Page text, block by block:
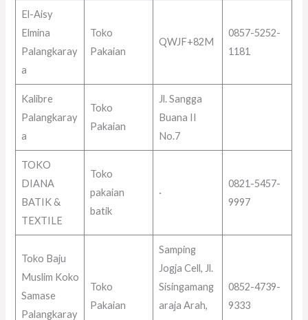
El-Aisy
Elmina
Palangkaray
a
Toko
Pakaian
QWJF+82M
0857-5252-
1181
Kalibre
Palangkaray
a
Toko
Pakaian
Jl. Sangga
Buana II
No.7
TOKO
DIANA
BATIK &
TEXTILE
Toko
pakaian
batik
·
0821-5457-
9997
Toko Baju
Muslim Koko
Samase
Palangkaray
Toko
Pakaian
Samping
Jogja Cell, Jl.
Sisingamang
araja Arah,
0852-4739-
9333